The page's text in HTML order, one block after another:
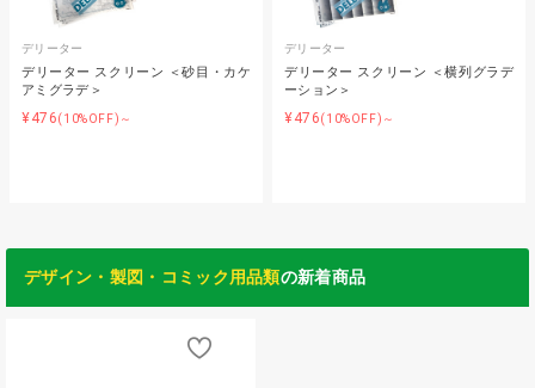
デリーター
デリーター スクリーン ＜砂目・カケ
アミグラデ＞
¥476(10%OFF)～
デリーター
デリーター スクリーン ＜横列グラデ
ーション＞
¥476(10%OFF)～
デザイン・製図・コミック用品類の新着商品